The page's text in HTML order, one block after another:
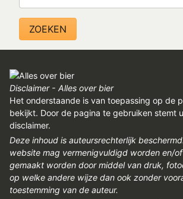
Disclaimer - Alles over bier
Het onderstaande is van toepassing op de
bekijkt. Door de pagina te gebruiken stemt
disclaimer.
Deze inhoud is auteursrechterlijk
website mag vermenigvuldigd worden en/
gemaakt worden door middel van druk,
op welke andere wijze dan ook zonder
toestemming van de auteur.